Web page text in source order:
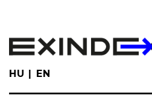
main
content
HU EN